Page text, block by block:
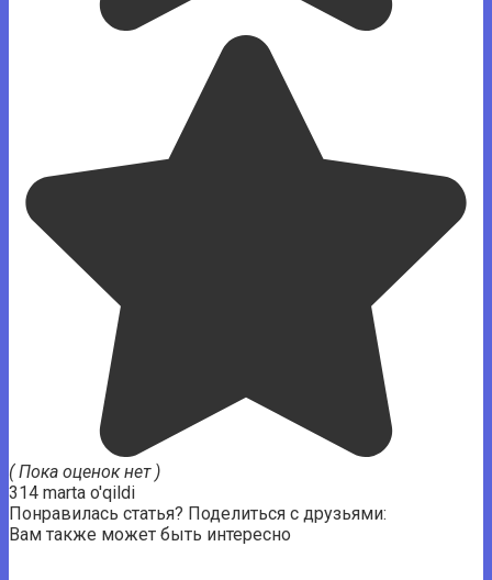
( Пока оценок нет )
314 marta o'qildi
Понравилась статья? Поделиться с друзьями:
Вам также может быть интересно